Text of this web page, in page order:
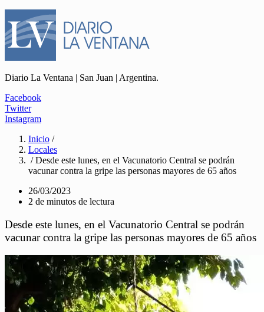
Diario La Ventana | San Juan | Argentina.
Facebook
Twitter
Instagram
Inicio /
Locales
/ Desde este lunes, en el Vacunatorio Central se podrán
vacunar contra la gripe las personas mayores de 65 años
26/03/2023
2 de minutos de lectura
Desde este lunes, en el Vacunatorio Central se podrán
vacunar contra la gripe las personas mayores de 65 años